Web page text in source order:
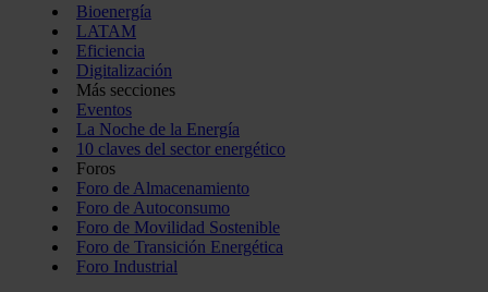
Bioenergía
LATAM
Eficiencia
Digitalización
Más secciones
Eventos
La Noche de la Energía
10 claves del sector energético
Foros
Foro de Almacenamiento
Foro de Autoconsumo
Foro de Movilidad Sostenible
Foro de Transición Energética
Foro Industrial